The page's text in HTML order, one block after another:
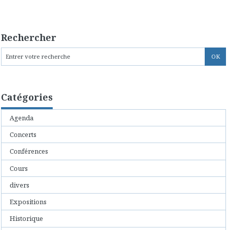
Rechercher
Catégories
Agenda
Concerts
Conférences
Cours
divers
Expositions
Historique